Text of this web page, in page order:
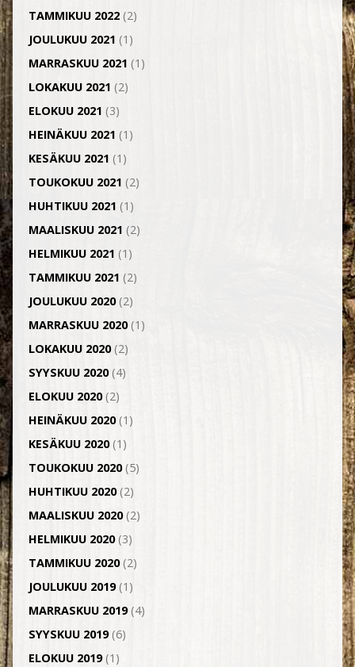
TAMMIKUU 2022(2)
JOULUKUU 2021 (1)
MARRASKUU 2021 (1)
LOKAKUU 2021 (2)
ELOKUU 2021 (3)
HEINÄKUU 2021 (1)
KESÄKUU 2021 (1)
TOUKOKUU 2021 (2)
HUHTIKUU 2021 (1)
MAALISKUU 2021 (2)
HELMIKUU 2021 (1)
TAMMIKUU 2021 (2)
JOULUKUU 2020(2)
MARRASKUU 2020(1)
LOKAKUU 2020(2)
SYYSKUU 2020(4)
ELOKUU 2020(2)
HEINÄKUU 2020(1)
KESÄKUU 2020(1)
TOUKOKUU 2020(5)
HUHTIKUU 2020(2)
MAALISKUU 2020(2)
HELMIKUU 2020(3)
TAMMIKUU 2020(2)
JOULUKUU 2019(1)
MARRASKUU 2019(4)
SYYSKUU 2019(6)
ELOKUU 2019(1)